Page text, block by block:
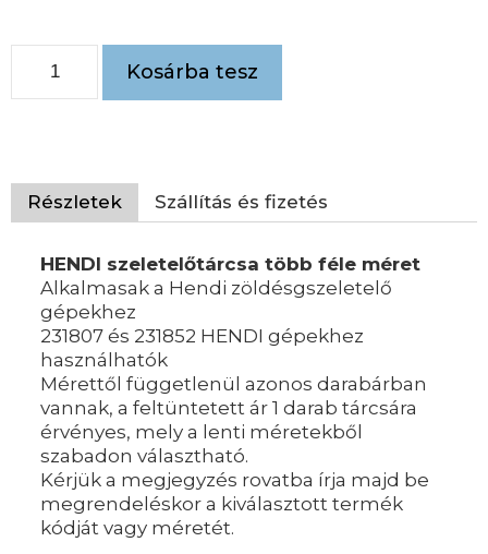
Kosárba tesz
Részletek Szállítás és fizetés
HENDI szeletelőtárcsa több féle méret
Alkalmasak a Hendi zöldésgszeletelő
gépekhez
231807 és 231852 HENDI gépekhez
használhatók
Mérettől függetlenül azonos darabárban
vannak, a feltüntetett ár 1 darab tárcsára
érvényes, mely a lenti méretekből
szabadon választható.
Kérjük a megjegyzés rovatba írja majd be
megrendeléskor a kiválasztott termék
kódját vagy méretét.